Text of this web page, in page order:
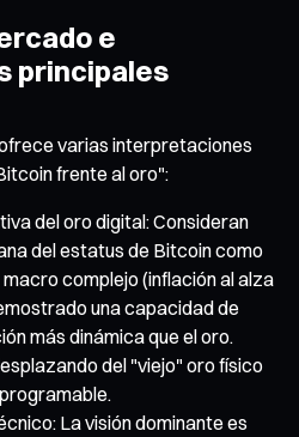
e
principales
varias interpretaciones
frente al oro":
del oro digital: Consideran
del estatus de Bitcoin como
complejo (inflación al alza
una capacidad de
más dinámica que el oro.
del "viejo" oro físico
La visión dominante es